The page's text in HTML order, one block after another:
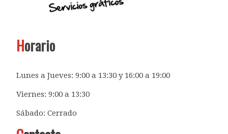
Horario
Lunes a Jueves: 9:00 a 13:30 y 16:00 a 19:00
Viernes: 9:00 a 13:30
Sábado: Cerrado